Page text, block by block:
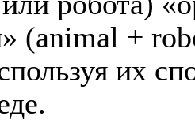
(animal +
их